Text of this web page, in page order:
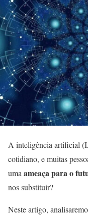
A inteligência artificial
cotidiano, e muitas
uma ameaça para o
nos substituir?
Neste artigo,